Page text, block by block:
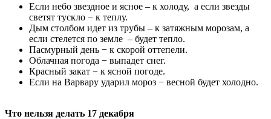
Если небо звездное и ясное – к холоду, а если звезды
светят тускло − к теплу.
Дым столбом идет из трубы – к затяжным морозам, а
если стелется по земле – будет тепло.
Пасмурный день − к скорой оттепели.
Облачная погода − выпадет снег.
Красный закат − к ясной погоде.
Если на Варвару ударил мороз − весной будет холодно.
Что нельзя делать 17 декабря